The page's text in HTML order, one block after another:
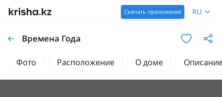
Скачать приложение RU
Времена Года
Фото Расположение О доме Описание